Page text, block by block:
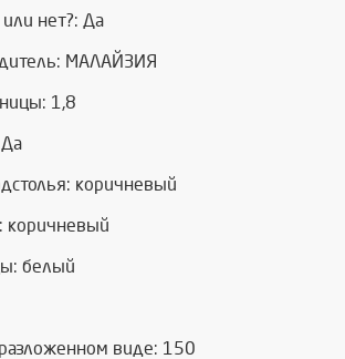
нет?: Да
МАЛАЙЗИЯ
1,8
Да
коричневый
коричневый
белый
разложенном виде: 150